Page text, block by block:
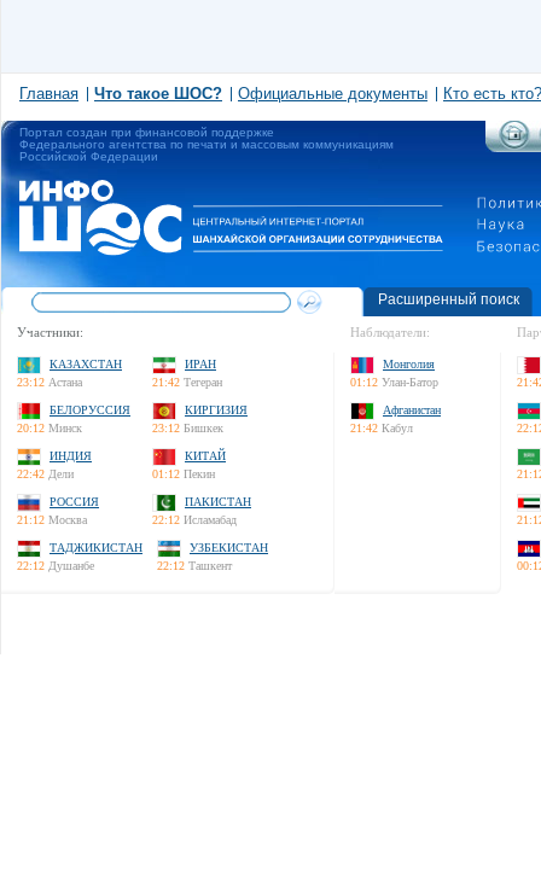
Главная Что такое ШОС? Официальные документы Кто есть кто?
Портал создан при финансовой поддержке
Федерального агентства по печати и массовым коммуникациям
Российской Федерации
Расширенный поиск
Участники:
КАЗАХСТАН
23:12 Астана
ИРАН
21:42 Тегеран
БЕЛОРУССИЯ
20:12 Минск
КИРГИЗИЯ
23:12 Бишкек
ИНДИЯ
22:42 Дели
КИТАЙ
01:12 Пекин
РОССИЯ
21:12 Москва
ПАКИСТАН
22:12 Исламабад
ТАДЖИКИСТАН
22:12 Душанбе
УЗБЕКИСТАН
22:12 Ташкент
Наблюдатели:
Монголия
01:12 Улан-Батор
Афганистан
21:42 Кабул